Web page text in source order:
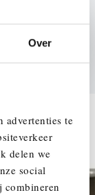
Over
advertenties te
delen we
social
combineren